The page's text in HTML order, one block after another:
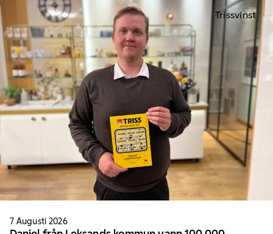
Trissvinst
7 Augusti 2026